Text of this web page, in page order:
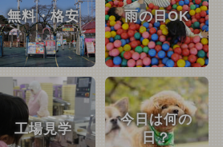
無料・格安 雨の日OK
工場見学
今日は何の
日？